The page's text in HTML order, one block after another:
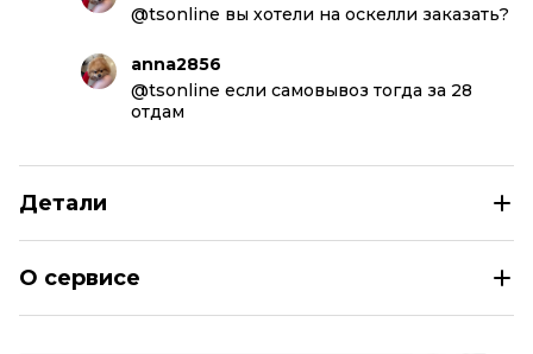
@tsonline вы хотели на оскелли заказать?
anna2856
@tsonline если самовывоз тогда за 28
отдам
Детали
О сервисе